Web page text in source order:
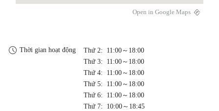
Open in Google Maps
Thời gian hoạt động
Thứ 2: 11:00～18:00
Thứ 3: 11:00～18:00
Thứ 4: 11:00～18:00
Thứ 5: 11:00～18:00
Thứ 6: 11:00～18:00
Thứ 7: 10:00～18:45